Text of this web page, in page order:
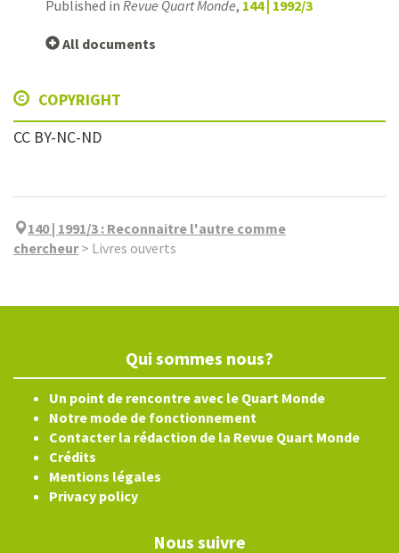
Published in Revue Quart Monde, 144 | 1992/3
All documents
COPYRIGHT
CC BY-NC-ND
140 | 1991/3 : Reconnaitre l'autre comme
chercheur> Livres ouverts
Qui sommes nous?
Un point de rencontre avec le Quart Monde
Notre mode de fonctionnement
Contacter la rédaction de la Revue Quart Monde
Crédits
Mentions légales
Privacy policy
Nous suivre